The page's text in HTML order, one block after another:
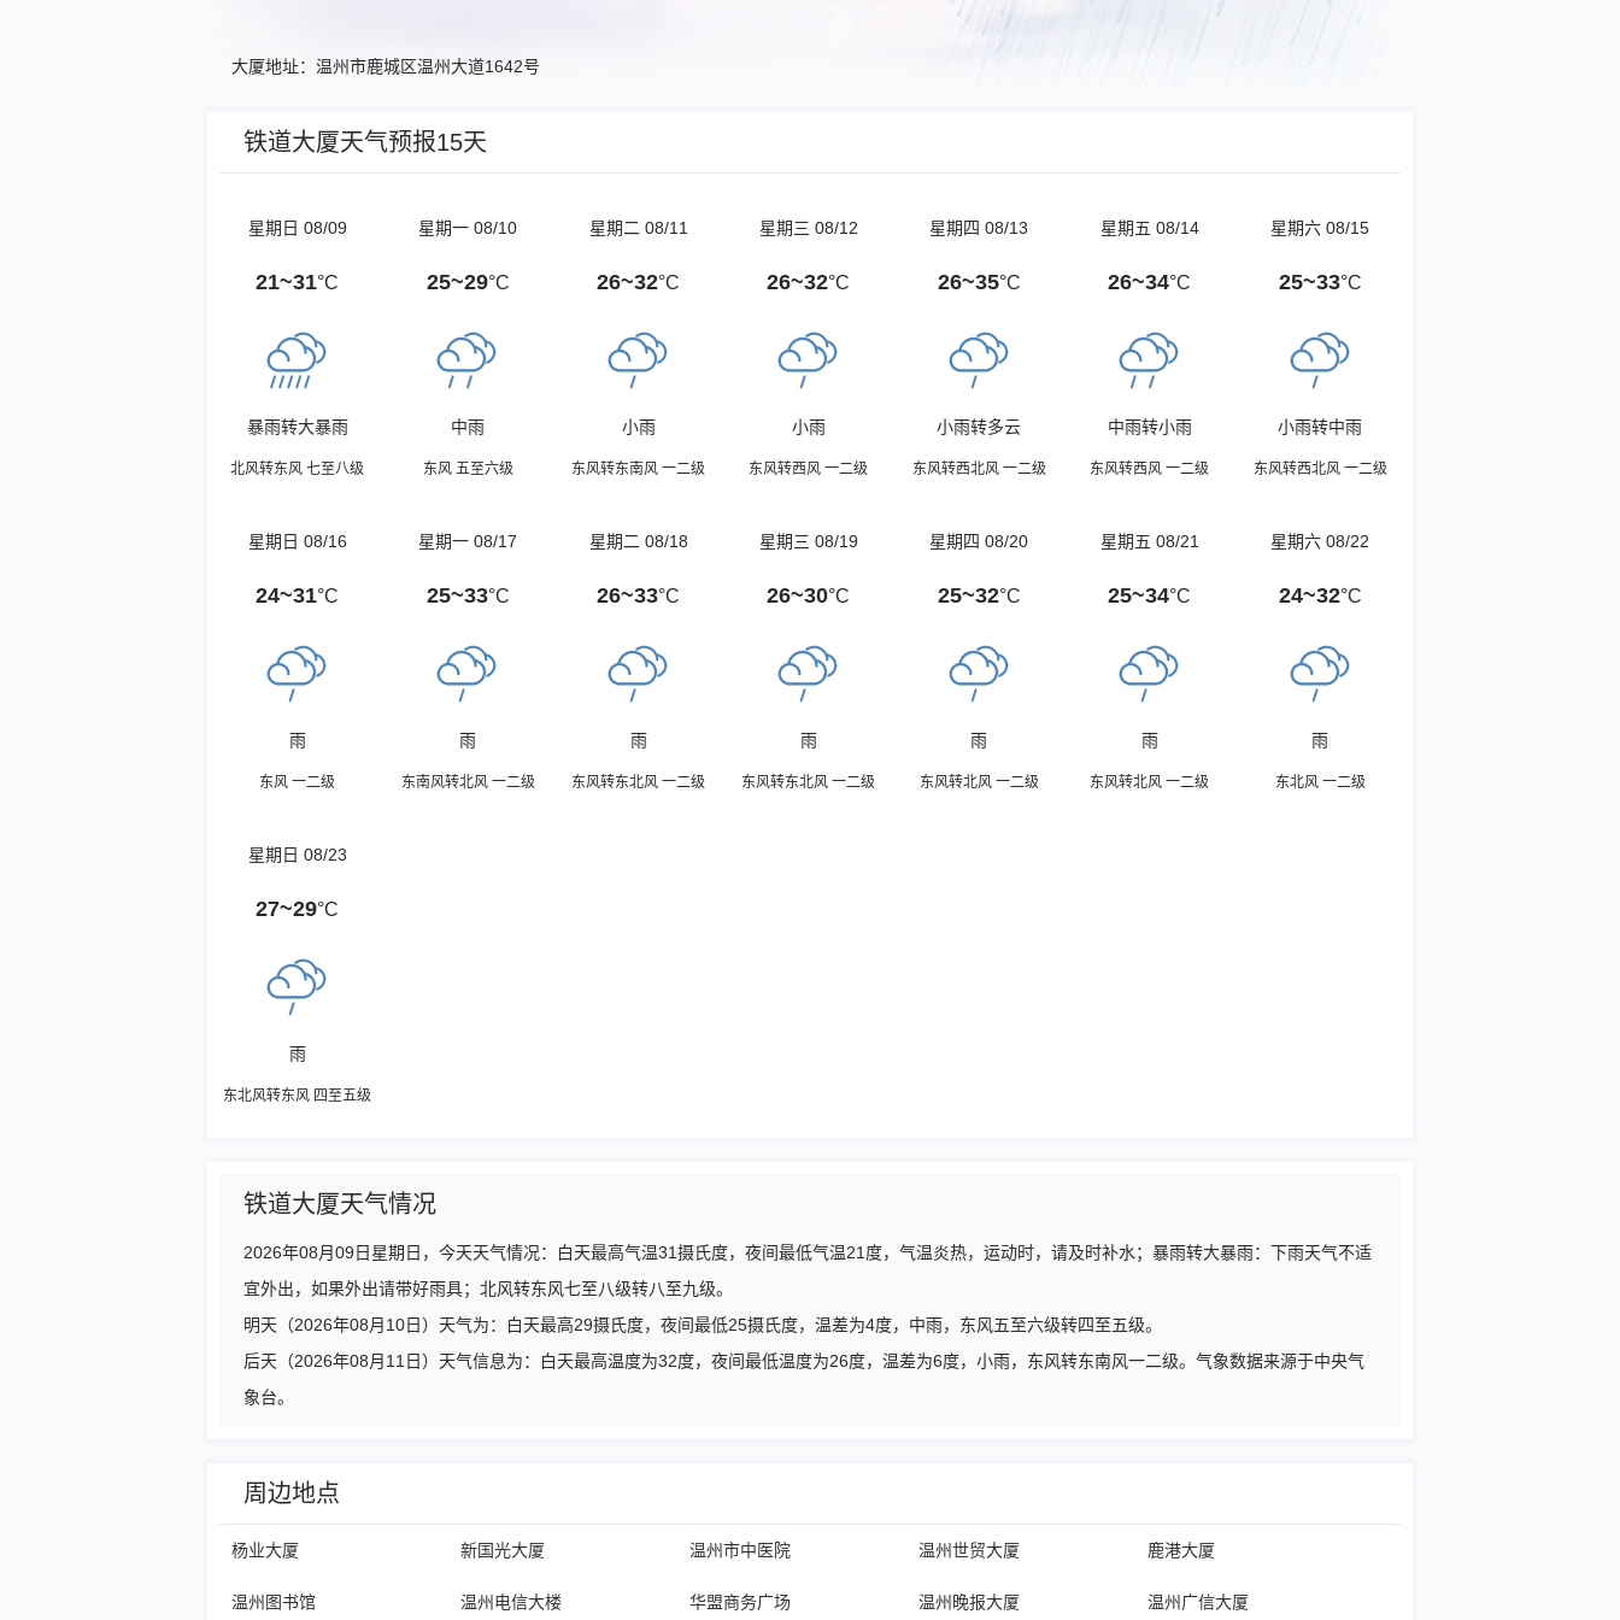
大厦地址：温州市鹿城区温州大道1642号
铁道大厦天气预报15天
星期日 08/09
21~31°C
暴雨转大暴雨
北风转东风 七至八级
星期一 08/10
25~29°C
中雨
东风 五至六级
星期二 08/11
26~32°C
小雨
东风转东南风 一二级
星期三 08/12
26~32°C
小雨
东风转西风 一二级
星期四 08/13
26~35°C
小雨转多云
东风转西北风 一二级
星期五 08/14
26~34°C
中雨转小雨
东风转西风 一二级
星期六 08/15
25~33°C
小雨转中雨
东风转西北风 一二级
星期日 08/16
24~31°C
雨
东风 一二级
星期一 08/17
25~33°C
雨
东南风转北风 一二级
星期二 08/18
26~33°C
雨
东风转东北风 一二级
星期三 08/19
26~30°C
雨
东风转东北风 一二级
星期四 08/20
25~32°C
雨
东风转北风 一二级
星期五 08/21
25~34°C
雨
东风转北风 一二级
星期六 08/22
24~32°C
雨
东北风 一二级
星期日 08/23
27~29°C
雨
东北风转东风 四至五级
铁道大厦天气情况
2026年08月09日星期日，今天天气情况：白天最高气温31摄氏度，夜间最低气温21度，气温炎热，运动时，请及时补水；暴雨转大暴雨：下雨天气不适
宜外出，如果外出请带好雨具；北风转东风七至八级转八至九级。
明天（2026年08月10日）天气为：白天最高29摄氏度，夜间最低25摄氏度，温差为4度，中雨，东风五至六级转四至五级。
后天（2026年08月11日）天气信息为：白天最高温度为32度，夜间最低温度为26度，温差为6度，小雨，东风转东南风一二级。气象数据来源于中央气
象台。
周边地点
杨业大厦 新国光大厦 温州市中医院 温州世贸大厦 鹿港大厦
温州图书馆 温州电信大楼 华盟商务广场 温州晚报大厦 温州广信大厦